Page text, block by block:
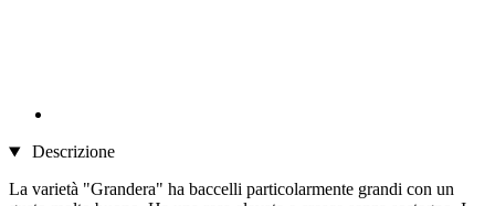
Descrizione
La varietà "Grandera" ha baccelli particolarmente grandi con un